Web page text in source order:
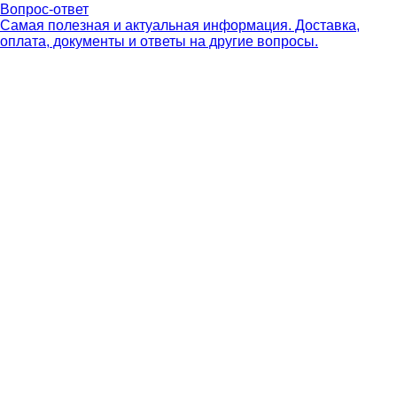
Вопрос-ответ
Самая полезная и актуальная информация. Доставка,
оплата, документы и ответы на другие вопросы.